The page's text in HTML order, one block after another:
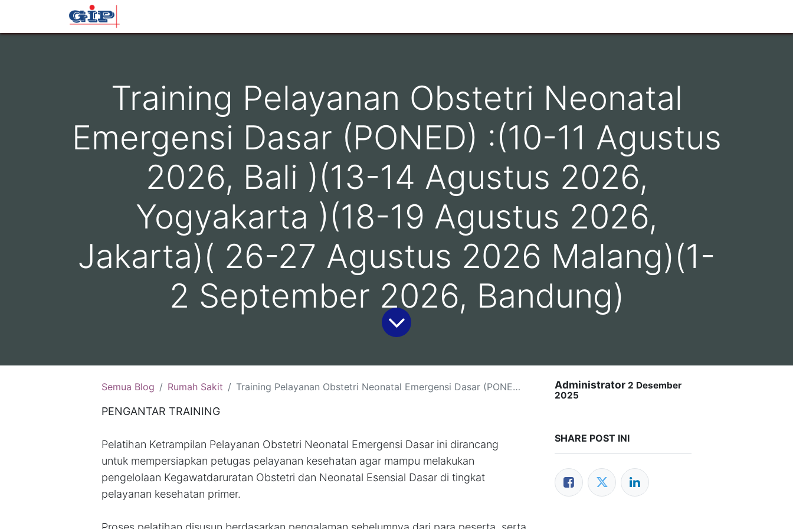
Training Pelayanan Obstetri Neonatal
Emergensi Dasar (PONED) :(10-11 Agustus
2026, Bali )(13-14 Agustus 2026,
Yogyakarta )(18-19 Agustus 2026,
Jakarta)( 26-27 Agustus 2026 Malang)(1-
2 September 2026, Bandung)
Semua Blog Rumah Sakit Training Pelayanan Obstetri Neonatal Emergensi Dasar (PONED) :(10-11 Agustus 2026, Bali )(13-14 Agustus 2026, Yogyakarta )(18-19 Agustus 2026, Jakarta)( 26-27 Agustus 2026 Malang)(1-2 September 2026, Bandung)
PENGANTAR TRAINING
Pelatihan Ketrampilan Pelayanan Obstetri Neonatal Emergensi Dasar ini dirancang
untuk mempersiapkan petugas pelayanan kesehatan agar mampu melakukan
pengelolaan Kegawatdaruratan Obstetri dan Neonatal Esensial Dasar di tingkat
pelayanan kesehatan primer.
Administrator 2 Desember
2025
SHARE POST INI